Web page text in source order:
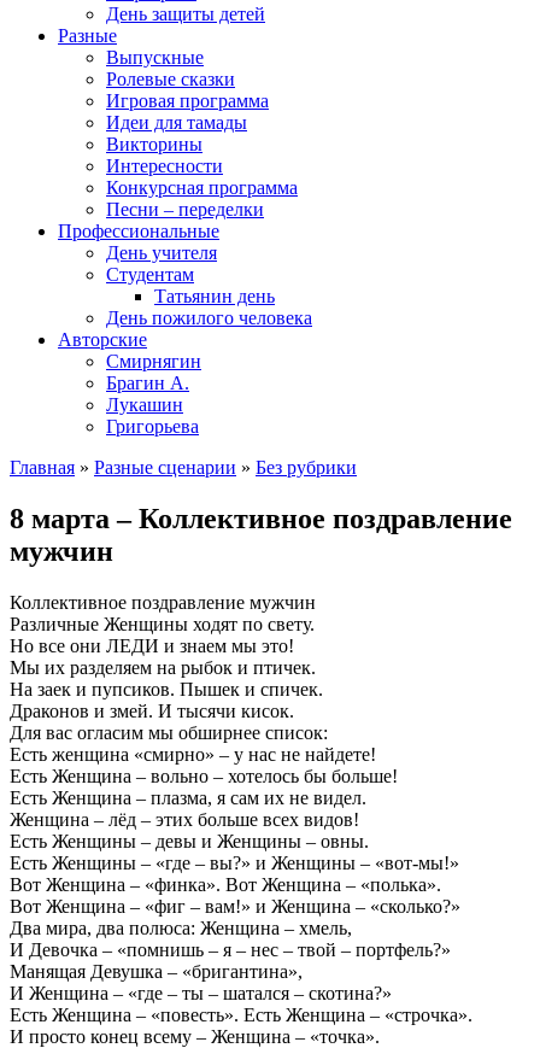
День защиты детей
Разные
Выпускные
Ролевые сказки
Игровая программа
Идеи для тамады
Викторины
Интересности
Конкурсная программа
Песни – переделки
Профессиональные
День учителя
Студентам
Татьянин день
День пожилого человека
Авторские
Смирнягин
Брагин А.
Лукашин
Григорьева
Главная » Разные сценарии » Без рубрики
8 марта – Коллективное поздравление
мужчин
Коллективное поздравление мужчин
Различные Женщины ходят по свету.
Но все они ЛЕДИ и знаем мы это!
Мы их разделяем на рыбок и птичек.
На заек и пупсиков. Пышек и спичек.
Драконов и змей. И тысячи кисок.
Для вас огласим мы обширнее список:
Есть женщина «смирно» – у нас не найдете!
Есть Женщина – вольно – хотелось бы больше!
Есть Женщина – плазма, я сам их не видел.
Женщина – лёд – этих больше всех видов!
Есть Женщины – девы и Женщины – овны.
Есть Женщины – «где – вы?» и Женщины – «вот-мы!»
Вот Женщина – «финка». Вот Женщина – «полька».
Вот Женщина – «фиг – вам!» и Женщина – «сколько?»
Два мира, два полюса: Женщина – хмель,
И Девочка – «помнишь – я – нес – твой – портфель?»
Манящая Девушка – «бригантина»,
И Женщина – «где – ты – шатался – скотина?»
Есть Женщина – «повесть». Есть Женщина – «строчка».
И просто конец всему – Женщина – «точка».